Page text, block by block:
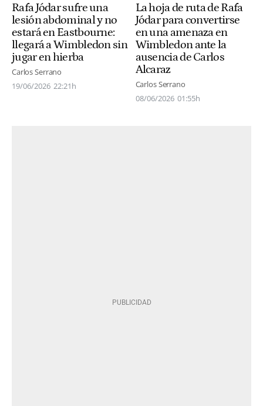
Rafa Jódar sufre una
lesión abdominal y no
estará en Eastbourne:
llegará a Wimbledon sin
jugar en hierba
Carlos Serrano
19/06/2026 22:21h
La hoja de ruta de Rafa
Jódar para convertirse
en una amenaza en
Wimbledon ante la
ausencia de Carlos
Alcaraz
Carlos Serrano
08/06/2026 01:55h